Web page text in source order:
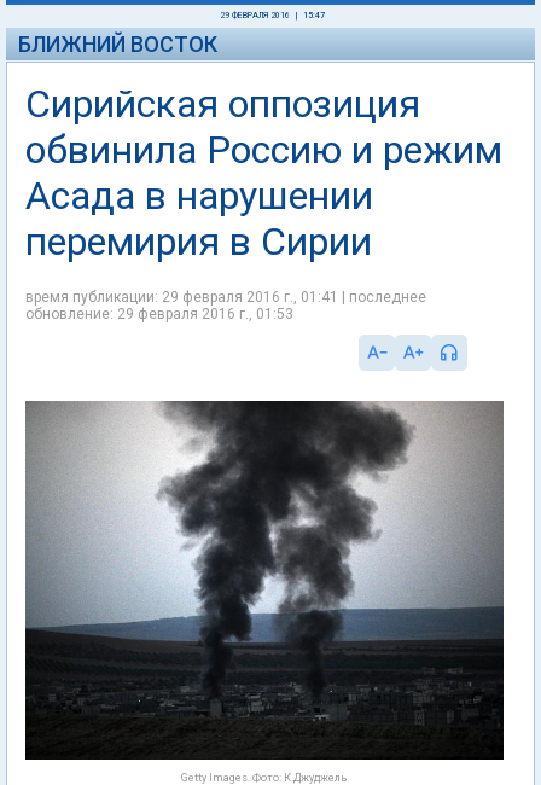
29 ФЕВРАЛЯ 2016 15:47
БЛИЖНИЙ ВОСТОК
Сирийская оппозиция
обвинила Россию и режим
Асада в нарушении
перемирия в Сирии
время публикации: 29 февраля 2016 г., 01:41 | последнее
обновление: 29 февраля 2016 г., 01:53
Getty Images. Фото: К.Джуджель